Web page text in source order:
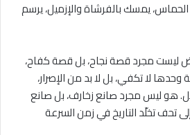
يمسك بالفرشاة والإزميل، يرسم
مجرد قصة نجاح، بل قصة كفاح،
لا تكفي، بل لا بد من الإصرار،
هو ليس مجرد صانع زخارف، بل صانع
تحف تخلّد التاريخ في زمن السرعة